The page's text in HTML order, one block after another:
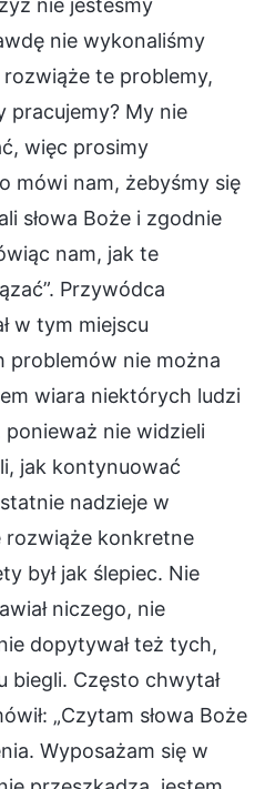
nie jesteśmy
nie wykonaliśmy
te problemy,
pracujemy? My nie
więc prosimy
mówi nam, żebyśmy się
słowa Boże i zgodnie
nam, jak te
Przywódca
w tym miejscu
problemów nie można
wiara niektórych ludzi
ponieważ nie widzieli
jak kontynuować
nadzieje w
rozwiąże konkretne
był jak ślepiec. Nie
niczego, nie
dopytywał też tych,
Często chwytał
„Czytam słowa Boże
Wyposażam się w